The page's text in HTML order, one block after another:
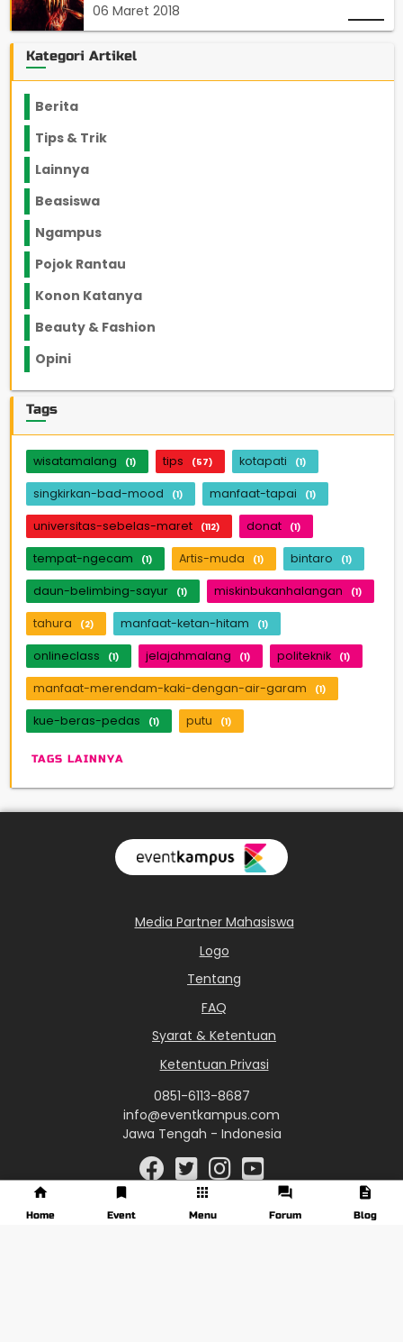
06 Maret 2018
Kategori Artikel
Berita
Tips & Trik
Lainnya
Beasiswa
Ngampus
Pojok Rantau
Konon Katanya
Beauty & Fashion
Opini
Tags
wisatamalang (1) tips (57) kotapati (1)
singkirkan-bad-mood (1) manfaat-tapai (1)
universitas-sebelas-maret (112) donat (1)
tempat-ngecam (1) Artis-muda (1) bintaro (1)
daun-belimbing-sayur (1) miskinbukanhalangan (1)
tahura (2) manfaat-ketan-hitam (1)
onlineclass (1) jelajahmalang (1) politeknik (1)
manfaat-merendam-kaki-dengan-air-garam (1)
kue-beras-pedas (1) putu (1)
TAGS LAINNYA
Media Partner Mahasiswa
Logo
Tentang
FAQ
Syarat & Ketentuan
Ketentuan Privasi
0851-6113-8687
info@eventkampus.com
Jawa Tengah - Indonesia
Home Event Menu Forum Blog